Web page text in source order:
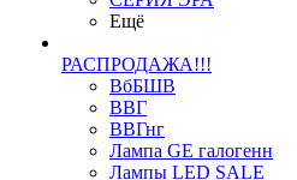
Ещё
РАСПРОДАЖА!!!
ВбБШВ
ВВГ
ВВГнг
Лампа GE галогенн
Лампы LED SALE